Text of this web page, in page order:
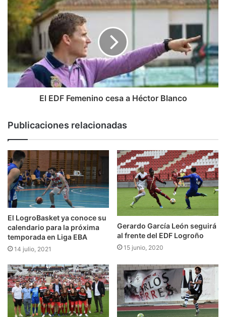
BALONMANO
ASOBAL
Miércoles , 27 de febrero
20:45 BM Logroño La Rioja- Club Balonmano Huesca
EHF
DIVISIÓN DE HONOR PLATA FEMENINO
Sábado, 2 de marzo
18:30 Club Balonmano San Adrián- Sporting Rioja
VOLEIBOL
Sábado, 2 de marzo
16:00 OSACC Haro
17:00 Emevé- Minis de Arleuy Vb Logroño
El EDF Femenino cesa a Héctor Blanco
Publicaciones relacionadas
El LogroBasket ya conoce su
calendario para la próxima
temporada en Liga EBA
14 julio, 2021
Gerardo García León seguirá
al frente del EDF Logroño
15 junio, 2020